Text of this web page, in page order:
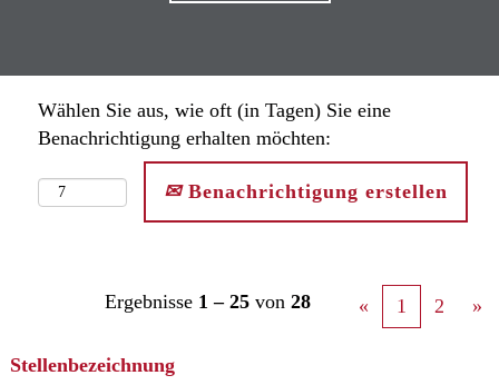
Wählen Sie aus, wie oft (in Tagen) Sie eine
Benachrichtigung erhalten möchten:
Benachrichtigung erstellen
Ergebnisse 1 – 25 von 28 « 1 2 »
Stellenbezeichnung